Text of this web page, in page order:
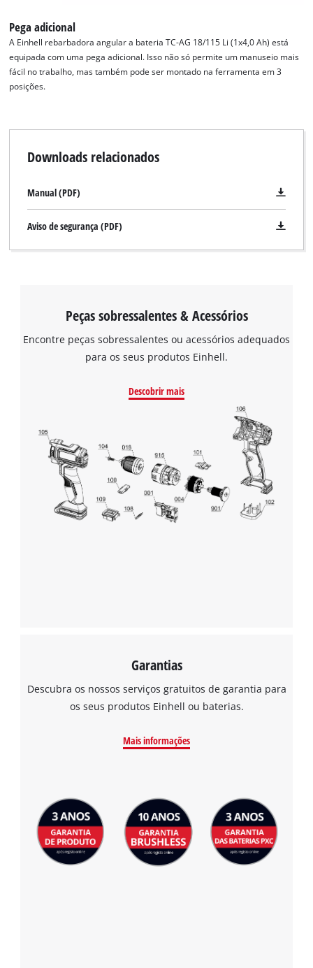
visitor. The website owner needs to setup
Powered byUsercentrics Consent
Pega adicional
A Einhell rebarbadora angular a bateria TC-AG 18/115 Li (1x4,0 Ah) está
equipada com uma pega adicional. Isso não só permite um manuseio mais
fácil no trabalho, mas também pode ser montado na ferramenta em 3
posições.
Downloads relacionados
Manual (PDF)
Aviso de segurança (PDF)
Peças sobressalentes & Acessórios
Encontre peças sobressalentes ou acessórios adequados
para os seus produtos Einhell.
Descobrir mais
Garantias
Descubra os nossos serviços gratuitos de garantia para
os seus produtos Einhell ou baterias.
Mais informações